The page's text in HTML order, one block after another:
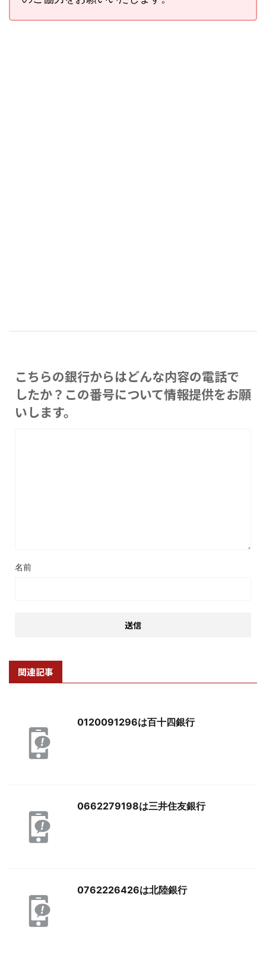
こちらの銀行からはどんな内容の電話で
したか？この番号について情報提供をお願
いします。
名前
関連記事
0120091296は百十四銀行
0662279198は三井住友銀行
0762226426は北陸銀行